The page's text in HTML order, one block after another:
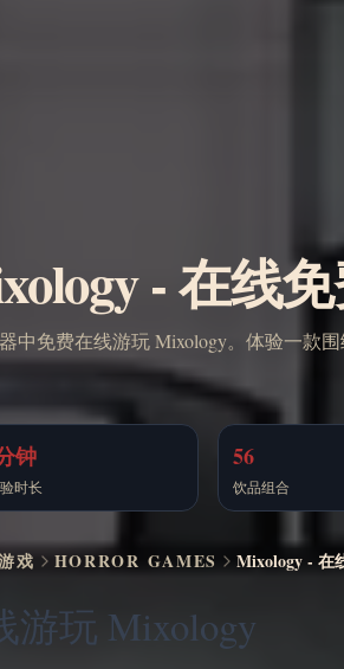
- 在线
中免费在线游玩 Mixology。体验一款
钟
时长
56
饮品组合
戏 HORROR GAMES Mixology - 在
游玩 Mixology